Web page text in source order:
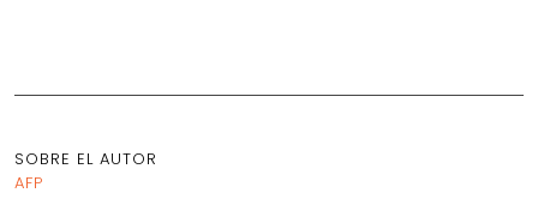
SOBRE EL AUTOR
AFP